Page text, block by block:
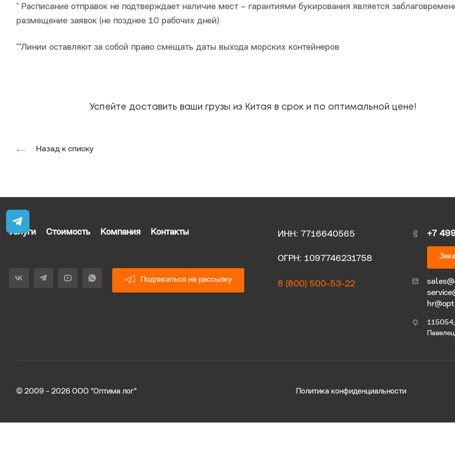
* Расписание отправок не подтверждает наличие мест – гарантиями букирования является
размещение заявок (не позднее 10 рабочих дней)
**Линии оставляют за собой право смещать даты выхода морских контейнеров
Успейте доставить ваши грузы из Китая в срок и по оптимальной цене!
Назад к списку
Услуги Стоимость Компания Контакты
Подписаться на рассылку
ИНН: 7716640565
ОГРН: 1097746231758
8 (800) 500-53-22
+7
115054,
© 2009 - 2026 ООО "Оптима лог" Политика конфиденциальности